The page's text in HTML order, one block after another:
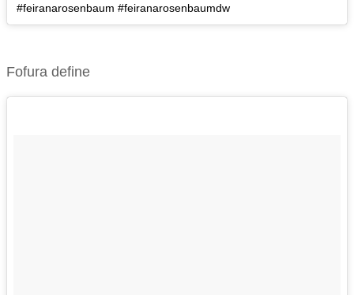
#feiranarosenbaum #feiranarosenbaumdw
Fofura define